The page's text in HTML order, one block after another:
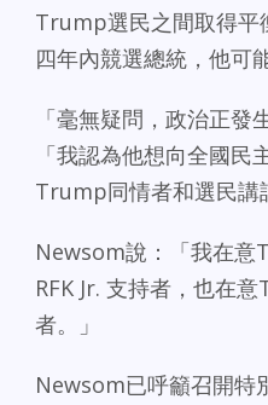
Trump選民之間取得平
四年內競選總統，他可
「毫無疑問，政治正發
「我認為他想向全國民
Trump同情者和選民講
Newsom說：「我在
RFK Jr. 支持者，也在
者。」
Newsom已呼籲召開特